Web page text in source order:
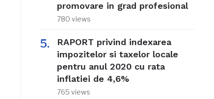
promovare in grad profesional
780 views
RAPORT privind indexarea
impozitelor si taxelor locale
pentru anul 2020 cu rata
inflatiei de 4,6%
765 views